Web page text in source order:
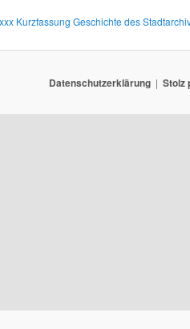
Kurzfassung Geschichte des
Datenschutzerklärung Stolz